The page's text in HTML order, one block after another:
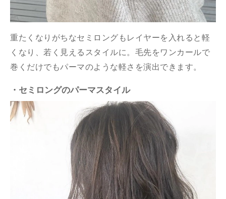
重たくなりがちなセミロングもレイヤーを入れると軽
くなり、若く見えるスタイルに。毛先をワンカールで
巻くだけでもパーマのような軽さを演出できます。
・セミロングのパーマスタイル